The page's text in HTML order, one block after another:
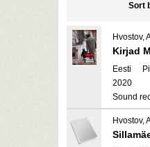
Sort
Hvostov,
Kirjad
Eesti
2020
Sound
Hvostov,